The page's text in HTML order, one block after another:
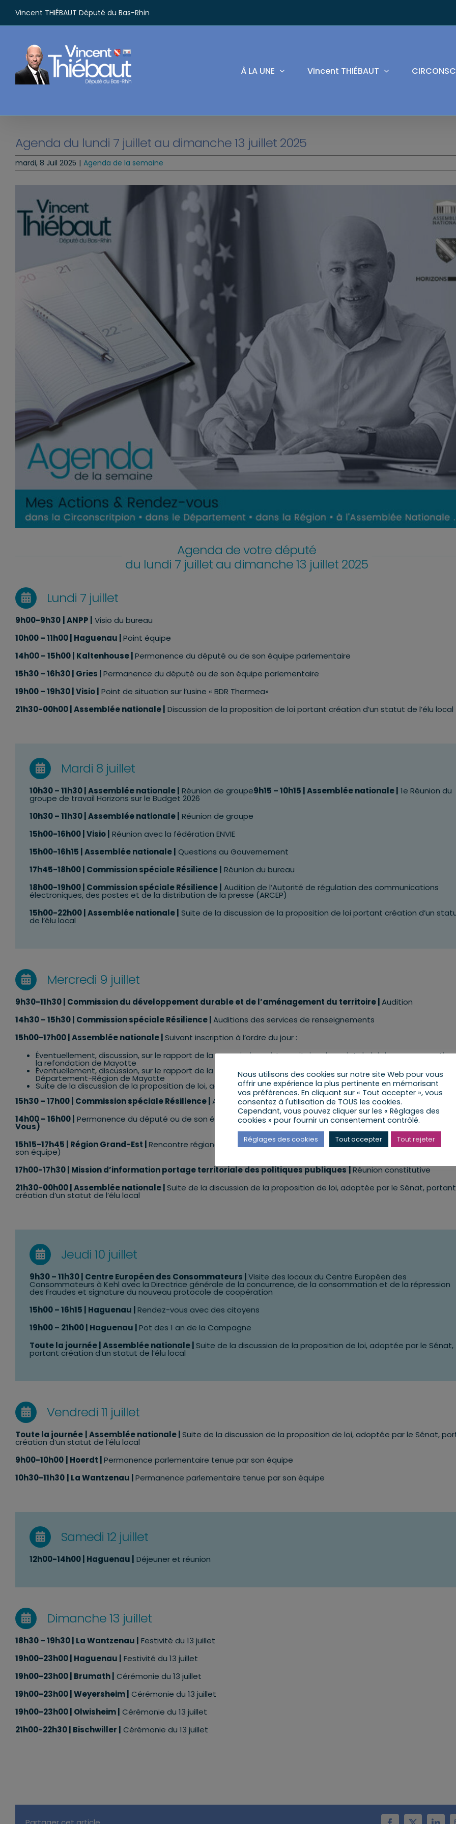
contenu
Vincent THIÉBAUT Député du Bas-Rhin
À LA UNE Vincent THIÉBAUT
Agenda du lundi 7 juillet au dimanche 13 juillet 2025
mardi, 8 Juil 2025 | Agenda de la semaine
Agenda de votre député
du lundi 7 juillet au dimanche 13 juillet 2025
Lundi 7 juillet
9h00-9h30 | ANPP |
Visio du bureau
10h00 – 11h00 | Haguenau | Point équipe
14h00–15h00 | Kaltenhouse Permanence du député ou de son équipe parlementaire
15h30–16h30 | Gries Permanence du député ou de son équipe parlementaire
19h00–19h30 | Visio Point de situation sur l’usine « BDR Thermea»
21h30-00h00 | Assemblée nationale | Discussion de la proposition de loi portant création d’un statut de l’élu local
Mardi 8 juillet
10h30 – 11h30 | Assemblée nationale | Réunion de groupe9h15 – 10h15 | Assemblée nationale | 1e Réunion du
groupe de travail Horizons sur le Budget 2026
10h30 – 11h30 | Assemblée nationale | Réunion de groupe
15h00-16h00 | Visio | Réunion avec la fédération ENVIE
15h00-16h15 | Assemblée nationale | Questions au Gouvernement
17h45-18h00 | Commission spéciale Résilience | Réunion du bureau
18h00-19h00 | Commission spéciale Résilience | Audition de l’Autorité de régulation des communications
électroniques, des postes et de la distribution de la presse (ARCEP)
15h00-22h00 | Assemblée nationale | Suite de la discussion de la proposition de loi portant création d’un
de l’élu local
Mercredi 9 juillet
9h30-11h30 | Commission du développement durable et de l’aménagement du territoire| Audition
14h30 – 15h30 | Commission spéciale Résilience| Auditions des services de renseignements
15h00-17h00 | Assemblée nationale | Suivant inscription à l’ordre du jour :
Éventuellement, discussion, sur le rapport de la commission mixte paritaire, du projet de loi de programmation
la refondation de Mayotte
Éventuellement, discussion, sur le rapport de la commission mixte paritaire, du projet de loi organique relatif au
Département-Région de Mayotte
Suite de la discussion de la proposition de loi, adoptée par le Sénat, portant création d’un statut de l’élu local
15h30 – 17h00 | Commission spéciale Résilience| Auditions de OLVID et MOZILLA
14h00 – 16h00 | Permanence du député ou de son équipe à la permanence parlementaire deHAGUENAU (Sur
Vous)
15h15-17h45 | Région Grand-Est | Rencontre régionale des acteurs de la filière ferroviaire du Grand Est
son équipe)
17h00-17h30 | Mission d’information portage territoriale des politiques publiques
Réunion constitutive
21h30-00h00 | Assemblée nationale | Suite de la discussion de la proposition de loi, adoptée par le Sénat, portant
création d’un statut de l’élu local
Jeudi 10 juillet
9h30 – 11h30| Centre Européen des Consommateurs Visite des locaux du Centre Européen des
Consommateurs à Kehl avec la Directrice générale de la concurrence, de la consommation et de la répression
des Fraudes et signature du nouveau protocole de coopération
15h00 – 16h15 | Haguenau | Rendez-vous avec des citoyens
19h00 – 21h00 | Haguenau | Pot des 1 an de la Campagne
Toute la journée | Assemblée nationale | Suite de la discussion de la proposition de loi, adoptée par le Sénat,
portant création d’un statut de l’élu local
Vendredi 11 juillet
Toute la journée | Assemblée nationale | Suite de la discussion de la proposition de loi, adoptée par le Sénat,
création d’un statut de l’élu local
9h00-10h00
| Hoerdt | Permanence parlementaire tenue par son équipe
10h30-11h30
| La Wantzenau | Permanence parlementaire tenue par son équipe
Samedi 12 juillet
12h00-14h00 | Haguenau | Déjeuner et réunion
Dimanche 13 juillet
18h30 – 19h30 | La Wantzenau |
Festivité du 13 juillet
19h00-23h00 | Haguenau |
Festivité du 13 juillet
19h00-23h00 | Brumath | Cérémonie du 13 juillet
19h00-23h00 | Weyersheim | Cérémonie du 13 juillet
19h00-23h00 | Olwisheim | Cérémonie du 13 juillet
21h00-22h30 | Bischwiller |
Cérémonie du 13 juillet
Nous utilisons des cookies sur notre site Web pour vous
offrir une expérience la plus pertinente en mémorisant
vos préférences. En cliquant sur « Tout accepter », vous
consentez à l'utilisation de TOUS les cookies.
Cependant, vous pouvez cliquer sur les « Réglages des
cookies » pour fournir un consentement contrôlé.
Réglages des cookies Tout accepter Tout rejeter